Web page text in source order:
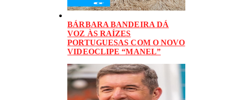
BÁRBARA BANDEIRA DÁ
VOZ ÀS RAÍZES
PORTUGUESAS COM O NOVO
VIDEOCLIPE “MANEL”